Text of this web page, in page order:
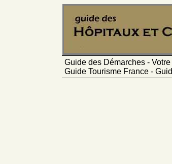
Guide des Démarches -
Guide Tourisme France -